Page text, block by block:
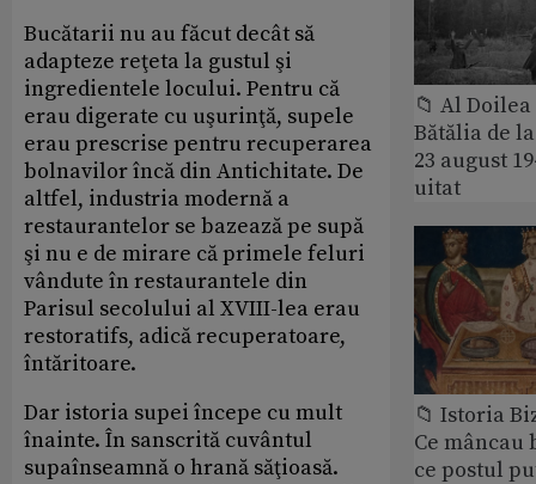
Bucătarii nu au făcut decât să
adapteze reţeta la gustul şi
ingredientele locului. Pentru că
erau digerate cu uşurinţă, supele
erau prescrise pentru recuperarea
bolnavilor încă din Antichitate. De
altfel, industria modernă a
restaurantelor se bazează pe supă
şi nu e de mirare că primele feluri
vândute în restaurantele din
Parisul secolului al XVIII-lea erau
restoratifs, adică recuperatoare,
întăritoare.
Dar istoria supei începe cu mult
înainte. În sanscrită cuvântul
supaînseamnă o hrană săţioasă.
📁 Al
Bătălia de
23 august
uitat
📁 Istoria
Ce
ce postul